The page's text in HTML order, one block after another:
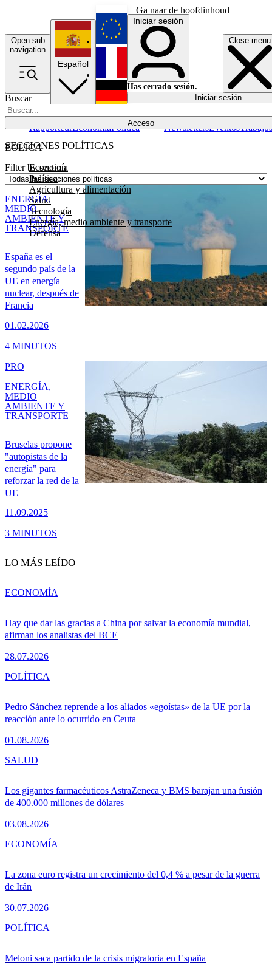
Ga naar de hoofdinhoud
Open sub
navigation
Close menu
Buscar
Acceso
SECCIONES POLÍTICAS
Economía
Política
Agricultura y alimentación
Salud
Tecnología
Energía, medio ambiente y transporte
Defensa
RapporteurEconomíaPolítica NewslettersEventosTrabajos
Español
English
Français
Iniciar sesión
Has cerrado sesión.
Iniciar sesión
EÓLICA
Filter by section
España es el
segundo país de la
UE en energía
nuclear, después de
Francia
01.02.2026
ENERGÍA,
MEDIO
AMBIENTE Y
TRANSPORTE
4 MINUTOS
Bruselas propone
"autopistas de la
energía" para
reforzar la red de la
UE
11.09.2025
PRO
ENERGÍA,
MEDIO
AMBIENTE Y
TRANSPORTE
3 MINUTOS
LO MÁS LEÍDO
Hay que dar las gracias a China por salvar la economía mundial,
afirman los analistas del BCE
28.07.2026
ECONOMÍA
Pedro Sánchez reprende a los aliados «egoístas» de la UE por la
reacción ante lo ocurrido en Ceuta
01.08.2026
POLÍTICA
Los gigantes farmacéuticos AstraZeneca y BMS barajan una fusión
de 400.000 millones de dólares
03.08.2026
SALUD
La zona euro registra un crecimiento del 0,4 % a pesar de la guerra
de Irán
30.07.2026
ECONOMÍA
Meloni saca partido de la crisis migratoria en España
POLÍTICA